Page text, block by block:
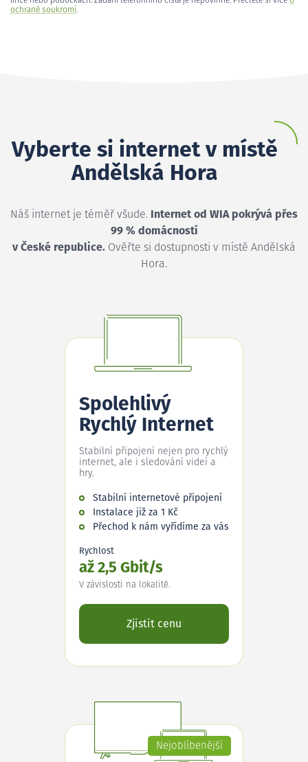
ochraně soukromí.
Vyberte si internet v místě
Andělská Hora
Náš internet je téměř všude. Internet od WIA pokrývá přes
99 % domácností
v České republice. Ověřte si dostupnosti v místě Andělská
Hora.
Spolehlivý
Rychlý Internet
Stabilní připojení nejen pro rychlý
internet, ale i sledování videí a
hry.
Stabilní internetové připojení
Instalace již za 1 Kč
Přechod k nám vyřídíme za vás
Rychlost
až 2,5 Gbit/s
V závislosti na lokalitě.
Zjistit cenu
Nejoblíbenější